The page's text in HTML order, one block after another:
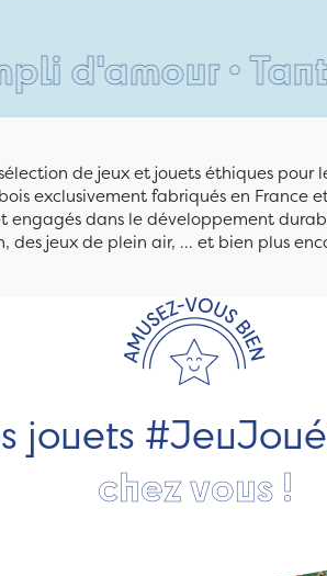
• Tant pis
de jeux et jouets éthiques
exclusivement fabriqués en France
dans le développement
jeux de plein air, ... et bien plus
jouets
chez vous !